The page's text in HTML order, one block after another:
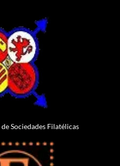
Sociedades Filatélicas